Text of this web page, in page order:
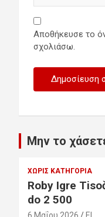
Αποθήκευσε το
σχολιάσω.
Μην το
ΧΩΡΊΣ ΚΑΤΗΓΟΡΊΑ
Roby Igre
do 2 500
6 Μαΐου 2026 EL